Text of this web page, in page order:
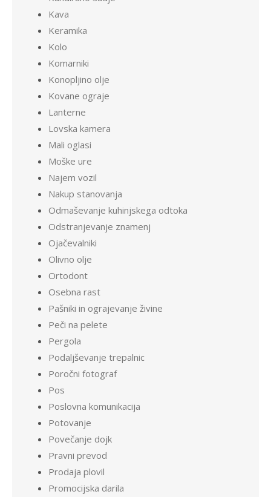
Kava
Keramika
Kolo
Komarniki
Konopljino olje
Kovane ograje
Lanterne
Lovska kamera
Mali oglasi
Moške ure
Najem vozil
Nakup stanovanja
Odmaševanje kuhinjskega odtoka
Odstranjevanje znamenj
Ojačevalniki
Olivno olje
Ortodont
Osebna rast
Pašniki in ograjevanje živine
Peči na pelete
Pergola
Podaljševanje trepalnic
Poročni fotograf
Pos
Poslovna komunikacija
Potovanje
Povečanje dojk
Pravni prevod
Prodaja plovil
Promocijska darila